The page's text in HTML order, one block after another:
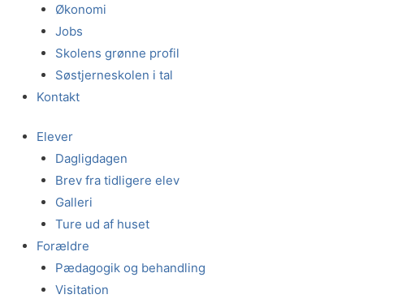
Økonomi
Jobs
Skolens grønne profil
Søstjerneskolen i tal
Kontakt
Elever
Dagligdagen
Brev fra tidligere elev
Galleri
Ture ud af huset
Forældre
Pædagogik og behandling
Visitation